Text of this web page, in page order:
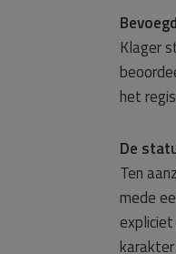
Klager
het
De
Ten
mede